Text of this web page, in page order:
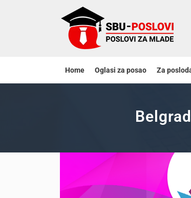
Home Oglasi za posao Za